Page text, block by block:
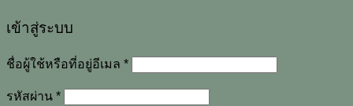
เข้าสู่ระบบ
ชื่อผู้ใช้หรือที่อยู่อีเมล *ต้องการ
รหัสผ่าน *ต้องการ